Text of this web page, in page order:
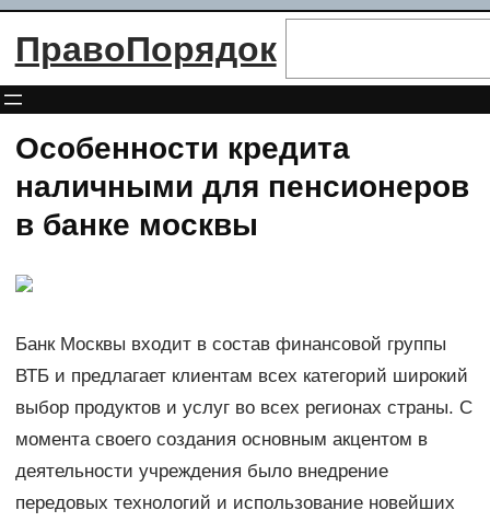
Перейти
ПравоПорядок
Особенности кредита
наличными для пенсионеров
в банке москвы
Банк Москвы входит в состав финансовой группы
ВТБ и предлагает клиентам всех категорий широкий
выбор продуктов и услуг во всех регионах страны. С
момента своего создания основным акцентом в
деятельности учреждения было внедрение
передовых технологий и использование новейших